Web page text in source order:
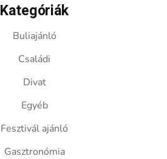
Kategóriák
Buliajánló
Családi
Divat
Egyéb
Fesztivál ajánló
Gasztronómia